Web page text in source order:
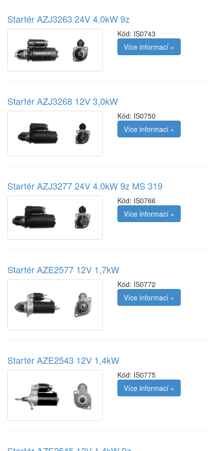
Startér AZJ3263 24V 4.0kW 9z
Kód: IS0743
Více informací »
Startér AZJ3268 12V 3,0kW
Kód: IS0750
Více informací »
Startér AZJ3277 24V 4.0kW 9z MS 319
Kód: IS0766
Více informací »
Startér AZE2577 12V 1,7kW
Kód: IS0772
Více informací »
Startér AZE2543 12V 1,4kW
Kód: IS0775
Více informací »